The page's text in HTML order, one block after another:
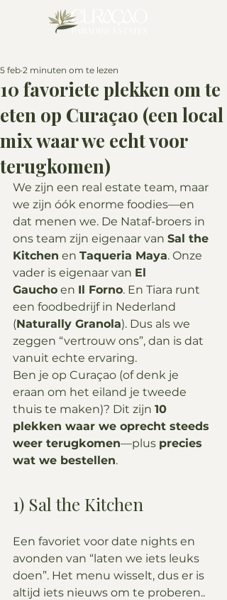
10 favoriete plekken om te
eten op Curaçao (een local
mix waar we echt voor
terugkomen)
5 feb 2 minuten om te lezen
We zijn een real estate team, maar
we zijn óók enorme foodies—en
dat menen we. De Nataf-broers in
ons team zijn eigenaar van Sal the
Kitchen en Taqueria Maya. Onze
vader is eigenaar van El
Gaucho en Il Forno. En Tiara runt
een foodbedrijf in Nederland
(Naturally Granola). Dus als we
zeggen “vertrouw ons”, dan is dat
vanuit echte ervaring.
Ben je op Curaçao (of denk je
eraan om het eiland je tweede
thuis te maken)? Dit zijn 10
plekken waar we oprecht steeds
weer terugkomen—plus precies
wat we bestellen.
1) Sal the Kitchen
Een favoriet voor date nights en
avonden van “laten we iets leuks
doen”. Het menu wisselt, dus er is
altijd iets nieuws om te proberen..